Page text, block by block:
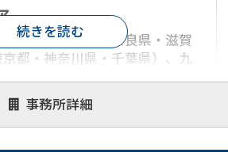
事務所詳細
都府・兵庫県・奈良県・滋賀
都・神奈川県・千葉県）、九
続きを読む